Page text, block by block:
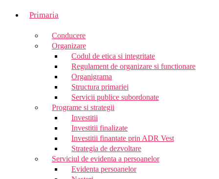
Primaria
Conducere
Organizare
Codul de etica si integritate
Regulament de organizare si functionare
Organigrama
Structura primariei
Servicii publice subordonate
Programe si strategii
Investitii
Investitii finalizate
Investitii finantate prin ADR Vest
Strategia de dezvoltare
Serviciul de evidenta a persoanelor
Evidenta persoanelor